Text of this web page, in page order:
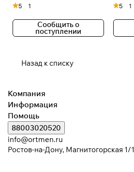
5 1
Сообщить о
поступлении
5 1
Назад к списку
Компания
Информация
Помощь
88003020520
info@ortmen.ru
Ростов-на-Дону, Магнитогорская 1/1